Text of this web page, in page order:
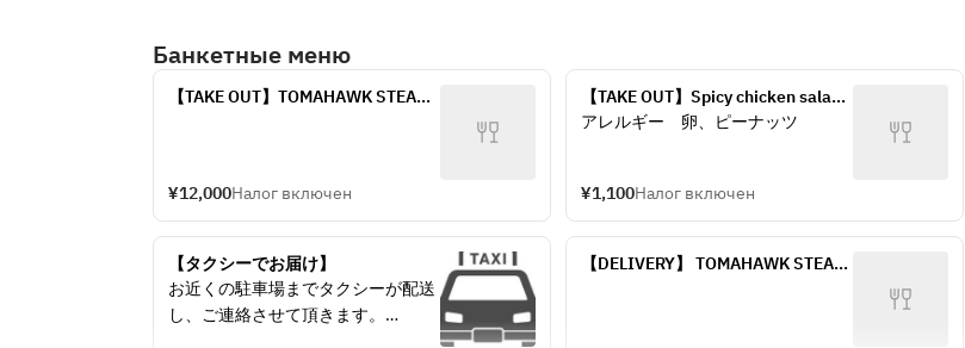
Банкетные меню
【TAKE OUT】TOMAHAWK STEAK
¥12,000Налог включен
【TAKE OUT】Spicy chicken salad
with Shanghai dressing
アレルギー　卵、ピーナッツ
¥1,100Налог включен
【タクシーでお届け】
お近くの駐車場までタクシーが配送
し、ご連絡させて頂きます。
【DELIVERY】 TOMAHAWK STEAK